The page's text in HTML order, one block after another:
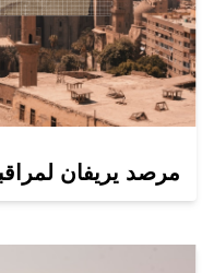
مرصد يريفان